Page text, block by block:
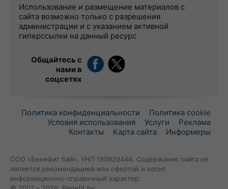
Использование и размещение материалов с
сайта возможно только с разрешения
администрации и с указанием активной
гиперссылки на данный ресурс
Общайтесь с
нами в
соцсетях
Политика конфиденциальности
Политика cookie
Условия использования
Услуги
Реклама
Контакты
Карта сайта Информеры
ООО «Бенефит бай», УНП 190929444. Содержание сайта не
является рекомендацией или офертой и носит
информационно-справочный характер.